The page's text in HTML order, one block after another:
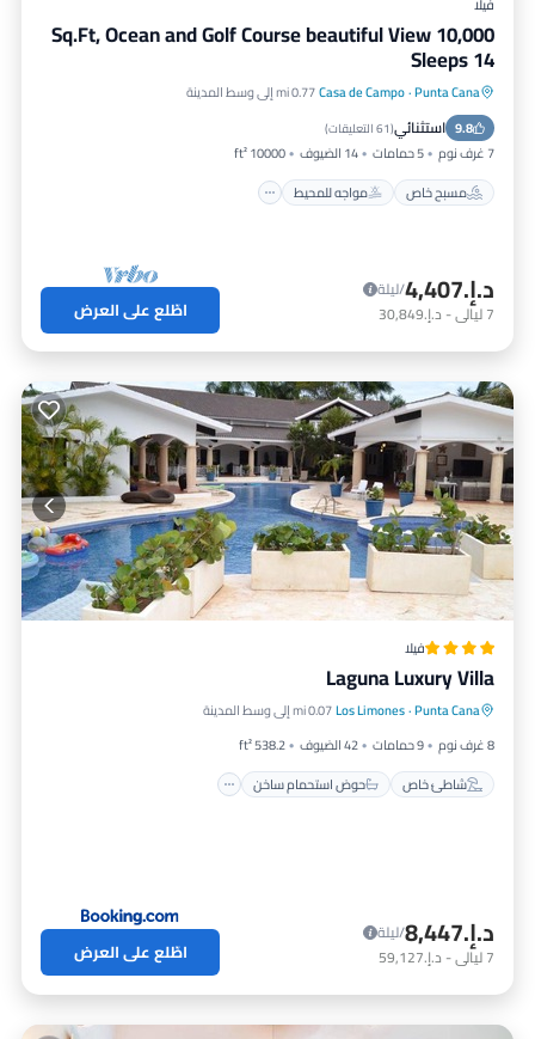
فيلا
10,000 Sq.Ft, Ocean and Golf Course beautiful View
Sleeps 14
Punta Cana
·
Casa de Campo0.77 mi إلى وسط المدينة
9.8 استثنائي(61 التعليقات )
7 غرف نوم 5 حمامات 14 الضيوف
10000 ft²
مسبح خاص
مواجه للمحيط
مسبح خاص
مواجه للمحيط
حوض استحمام ساخن
د.إ.‏4,407
/ليلة
7ليالي- د.إ.‏30,849 اطّلع على العرض
فيلا
Laguna Luxury Villa
Punta Cana
·
Los Limones0.07 mi إلى وسط المدينة
8 غرف نوم
9 حمامات 42 الضيوف
538.2 ft²
شاطئ خاص
حوض استحمام ساخن
شاطئ خاص
موقف سيارات
د.إ.‏8,447
/ليلة
7ليالي- د.إ.‏59,127 اطّلع على العرض